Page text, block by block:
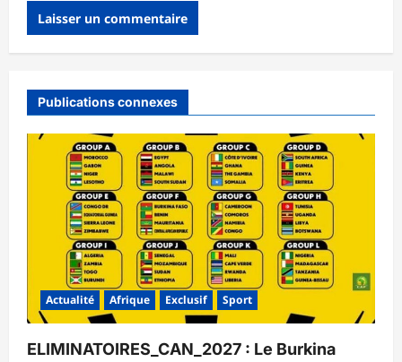
Publications connexes
Actualité Afrique Exclusif Sport
ELIMINATOIRES_CAN_2027 : Le Burkina